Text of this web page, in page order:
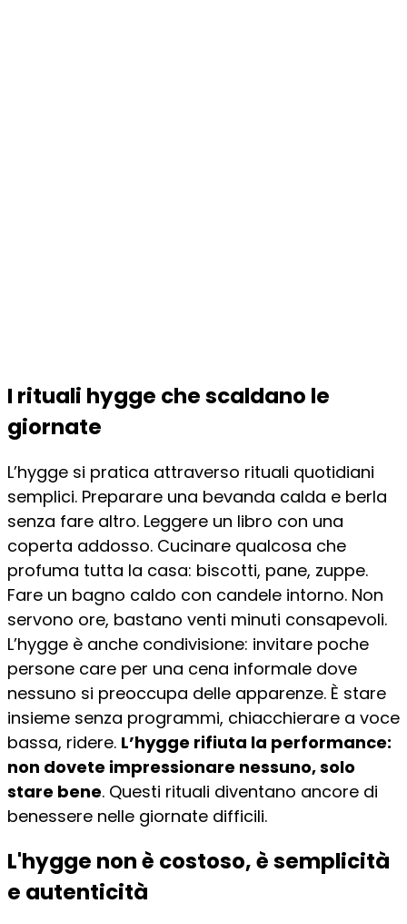
I rituali hygge che scaldano le
giornate
L’hygge si pratica attraverso rituali quotidiani
semplici. Preparare una bevanda calda e berla
senza fare altro. Leggere un libro con una
coperta addosso. Cucinare qualcosa che
profuma tutta la casa: biscotti, pane, zuppe.
Fare un bagno caldo con candele intorno. Non
servono ore, bastano venti minuti consapevoli.
L’hygge è anche condivisione: invitare poche
persone care per una cena informale dove
nessuno si preoccupa delle apparenze. È stare
insieme senza programmi, chiacchierare a voce
bassa, ridere. L’hygge rifiuta la performance:
non dovete impressionare nessuno, solo
stare bene. Questi rituali diventano ancore di
benessere nelle giornate difficili.
L'hygge non è costoso, è semplicità
e autenticità